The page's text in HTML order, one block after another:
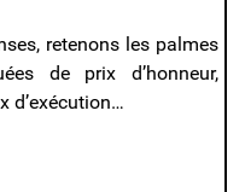
retenons les palmes
de prix d’honneur,
d’exécution…